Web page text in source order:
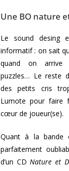
Une BO nature
Le sound desing
informatif : on sait
quand on arrive
puzzles… Le reste
des petits cris
Lumote pour faire
cœur de joueur(se).
Quant à la bande
parfaitement
d’un CDNature et